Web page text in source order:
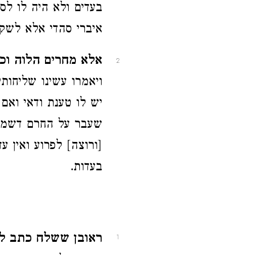
בעדים ולא היה לו
איברי סהדי אלא
2 אלא מחרים הלוה
ויאמרו עשינו
יש לו טענת ודאי
שעבר על החרם
[ורוצה] לפרוע ואין
בעדות.
1 ראובן ששלח כתב